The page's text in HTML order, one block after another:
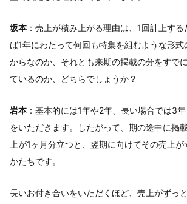
坂本 ：売上が積み上がる理由は、1回計上する
ば1年にわたって何回も特集を組むような形
からなのか、それとも来期の掲載の分をすで
ているのか、どちらでしょうか？
岩本 ：基本的には1年や2年、長い場合では3
をいただきます。したがって、期の途中に掲
上が1ヶ月分立つと、翌期に向けてその売上が
かたちです。
長いお付き合いをいただくほど、売上がずっ